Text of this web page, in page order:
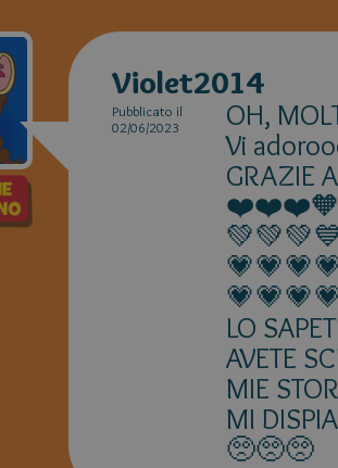
Violet2014
Pubblicato il
02/06/2023
OH,
Vi
GRAZIE
LO
AVETE
MIE
MI
🥺🥺🥺